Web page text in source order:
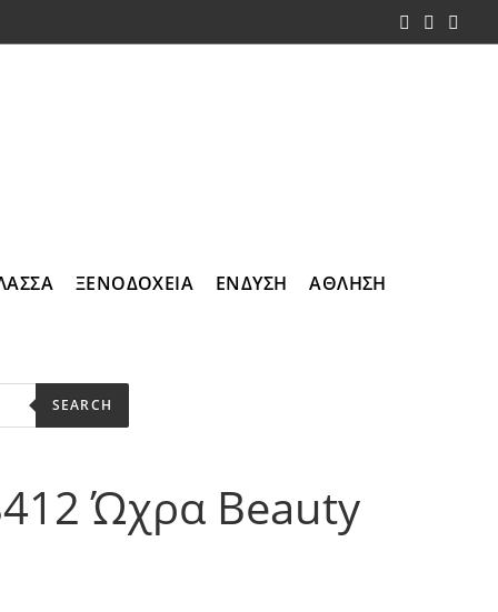
ΞΕΝΟΔΟΧΕΙΑ ΕΝΔΥΣΗ ΑΘΛΗΣΗ
SEARCH
Ώχρα Beauty